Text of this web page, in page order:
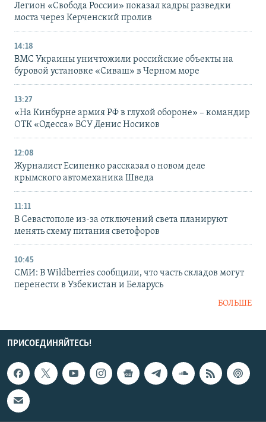
Легион «Свобода России» показал кадры разведки
моста через Керченский пролив
14:18
ВМС Украины уничтожили российские объекты на
буровой установке «Сиваш» в Черном море
13:27
«На Кинбурне армия РФ в глухой обороне» – командир
ОТК «Одесса» ВСУ Денис Носиков
12:08
Журналист Есипенко рассказал о новом деле
крымского автомеханика Шведа
11:11
В Севастополе из-за отключений света планируют
менять схему питания светофоров
10:45
СМИ: В Wildberries сообщили, что часть складов могут
перенести в Узбекистан и Беларусь
БОЛЬШЕ
ПРИСОЕДИНЯЙТЕСЬ!